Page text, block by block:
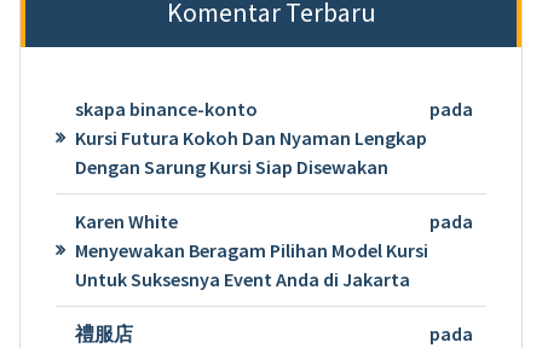
Komentar Terbaru
skapa binance-konto
pada
Kursi Futura Kokoh Dan Nyaman Lengkap
Dengan Sarung Kursi Siap Disewakan
Karen White
pada
Menyewakan Beragam Pilihan Model Kursi
Untuk Suksesnya Event Anda di Jakarta
禮服店
pada